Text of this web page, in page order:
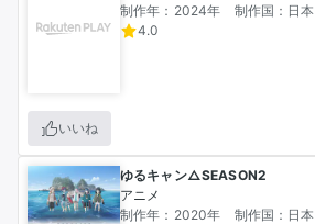
制作年：2024年
制作国：日本
4.0
いいね
ゆるキャン△SEASON2
アニメ
制作年：2020年
制作国：日本